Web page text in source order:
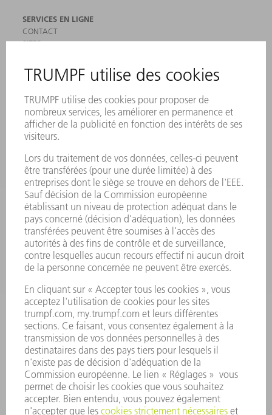
SERVICES EN LIGNE
CONTACT
SITES
INSCRIPTION À LA NEWSLETTER
MYTRUMPF
PRODUITS
MACHINES & SYSTÈMES
LASER
ELECTRONIQUE DE PUISSANCE
OUTILS ÉLECTRIQUES
SMART FACTORY
LOGICIEL
SERVICES
APPLICATIONS
SECTEURS D'ACTIVITÉ
ENTREPRISE
CARRIÈRE
OFFRES
PROFIL DE L'ENTREPRISE
CONSEIL D'ADMINISTRATION
RAPPORT ANNUEL
PRINCIPES FONDAMENTAUX DE L'ENTREPRISE
CONFORMITÉ
SYSTÈME D'ALERTE
SÉCURITÉ
COMMUNIQUÉS DE PRESSE
MAGAZINE
DURABILITÉ
ENVIRONNEMENT ET CLIMAT
SOCIAL ET SOCIÉTÉ
GESTION D'ENTREPRISE